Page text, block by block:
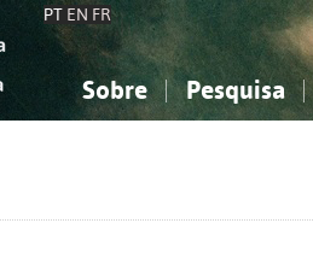
PT EN FR
Sobre Pesquisa